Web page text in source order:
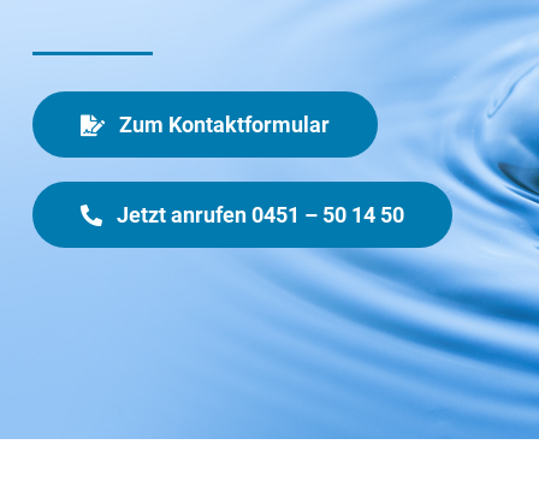
Zum Kontaktformular
Jetzt anrufen 0451 – 50 14 50